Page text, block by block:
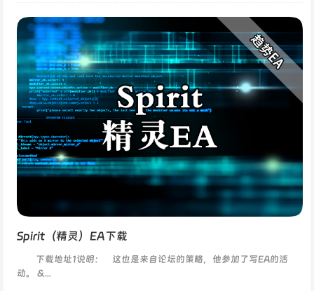
Spirit（精灵）EA下载
下载地址1说明： 这也是来自论坛的策略，他参加了写EA的活
动。 &...